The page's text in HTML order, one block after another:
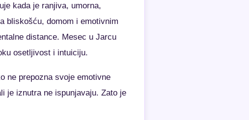
kada je ranjiva, umorna,
bliskošću, domom i emotivnim
distance. Mesec u Jarcu
osetljivost i intuiciju.
ne prepozna svoje emotivne
je iznutra ne ispunjavaju. Zato je